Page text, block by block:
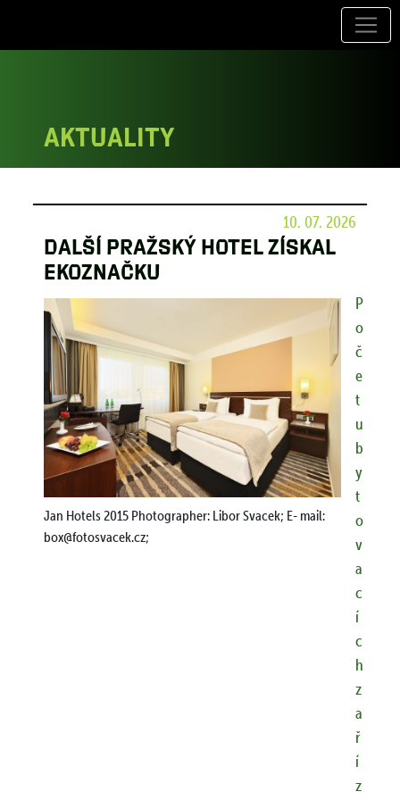
Aktuality
10. 07. 2026
Další pražský hotel získal
ekoznačku
Jan Hotels 2015 Photographer: Libor Svacek; E- mail:
box@fotosvacek.cz;
P
o
č
e
t
u
b
y
t
o
v
a
c
í
c
h
z
a
ř
í
z